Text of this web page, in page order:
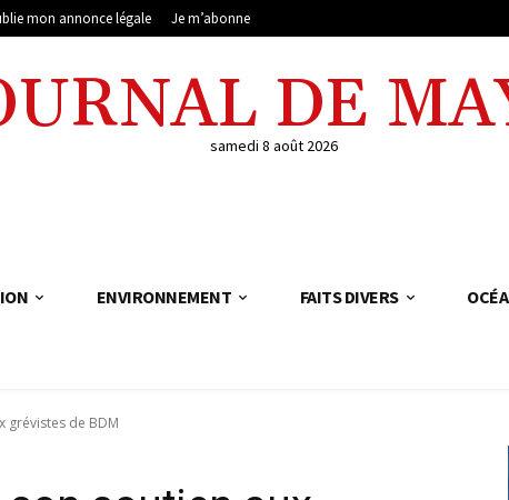
mon annonce légale Je m’abonne
DE
samedi 8 août 2026
ENVIRONNEMENT FAITS DIVERS
grévistes de BDM